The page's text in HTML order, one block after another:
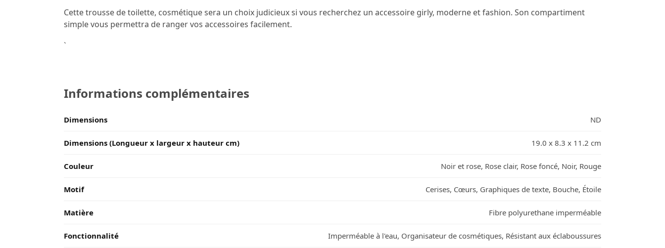
Cette trousse de toilette, cosmétique sera un choix judicieux si vous recherchez un accessoire girly, moderne et fashion. Son compartiment
simple vous permettra de ranger vos accessoires facilement.
`
Informations complémentaires
Dimensions ND
Dimensions (Longueur x largeur x hauteur cm) 19.0 x 8.3 x 11.2 cm
Couleur Noir et rose, Rose clair, Rose foncé, Noir, Rouge
Motif Cerises, Cœurs, Graphiques de texte, Bouche, Étoile
Matière Fibre polyurethane imperméable
Fonctionnalité Imperméable à l'eau, Organisateur de cosmétiques, Résistant aux éclaboussures